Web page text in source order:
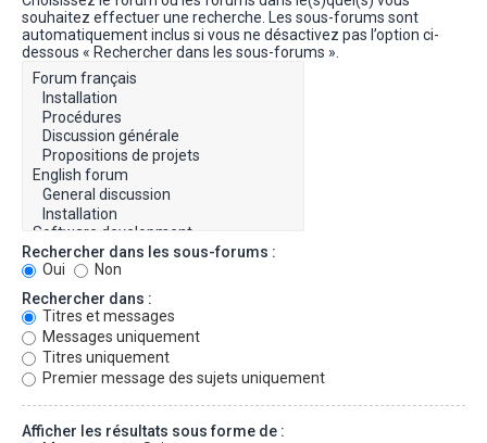
souhaitez effectuer une recherche. Les sous-forums sont
automatiquement inclus si vous ne désactivez pas l’option ci-
dessous « Rechercher dans les sous-forums ».
Rechercher dans les sous-forums :
Oui
Non
Rechercher dans :
Titres et messages
Messages uniquement
Titres uniquement
Premier message des sujets uniquement
Afficher les résultats sous forme de :